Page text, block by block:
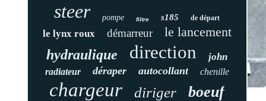
steer pompe filtre s185 de départ
le lynx roux démarreur le lancement
hydraulique direction john
radiateur déraper autocollant chenille
chargeur diriger boeuf